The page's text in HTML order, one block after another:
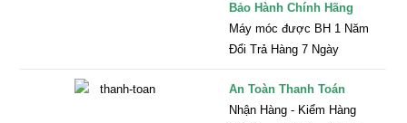
Bảo Hành Chính Hãng
Máy móc được BH 1 Năm
Đổi Trả Hàng 7 Ngày
An Toàn Thanh Toán
Nhận Hàng - Kiểm Hàng